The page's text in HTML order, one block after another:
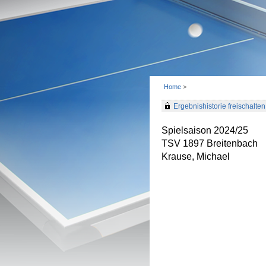
Home >
Ergebnishistorie freischalten
Spielsaison 2024/25
TSV 1897 Breitenbach
Krause, Michael